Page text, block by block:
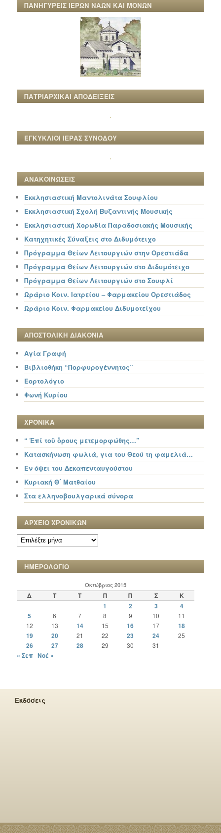
ΠΑΝΗΓΥΡΕΙΣ ΙΕΡΩΝ ΝΑΩΝ ΚΑΙ ΜΟΝΩΝ
ΠΑΤΡΙΑΡΧΙΚΑΙ ΑΠΟΔΕΙΞΕΙΣ
ΕΓΚΥΚΛΙΟΙ ΙΕΡΑΣ ΣΥΝΟΔΟΥ
ΑΝΑΚΟΙΝΩΣΕΙΣ
Εκκλησιαστική Μαντολινάτα Σουφλίου
Εκκλησιαστική Σχολή Βυζαντινής Μουσικής
Εκκλησιαστική Χορωδία Παραδοσιακής Μουσικής
Κατηχητικές Σύναξεις στο Διδυμότειχο
Πρόγραμμα Θείων Λειτουργιών στην Ορεστιάδα
Πρόγραμμα Θείων Λειτουργιών στο Διδυμότειχο
Πρόγραμμα Θείων Λειτουργιών στο Σουφλί
Ωράριο Κοιν. Ιατρείου – Φαρμακείου Ορεστιάδος
Ωράριο Κοιν. Φαρμακείου Διδυμοτείχου
ΑΠΟΣΤΟΛΙΚΗ ΔΙΑΚΟΝΙΑ
Αγία Γραφή
Βιβλιοθήκη “Πορφυρογέννητος”
Εορτολόγιο
Φωνή Κυρίου
ΧΡΟΝΙΚΑ
“ Ἐπί τοῦ ὄρους μετεμορφώθης…”
Κατασκήνωση φωλιά, για του Θεού τη φαμελιά…
Εν όψει του Δεκαπενταυγούστου
Κυριακή Θ΄ Ματθαίου
Στα ελληνοβουλγαρικά σύνορα
ΑΡΧΕΙΟ ΧΡΟΝΙΚΩΝ
ΑΡΧΕΙΟ
ΧΡΟΝΙΚΩΝ
ΗΜΕΡΟΛΟΓΙΟ
Οκτώβριος 2015
Δ Τ Τ Π Π Σ
Κ
1
2 3
4
5
6 7 8 9 10
11
12
13 14 15 16 17
18
19
20 21 22 23 24 25
26 27 28 29 30 31
« Σεπ Νοέ »
Εκδόσεις